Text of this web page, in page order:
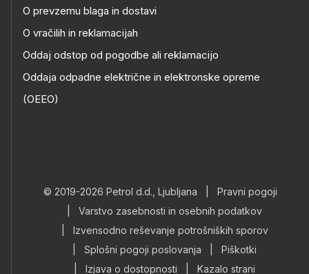
O prevzemu blaga in dostavi
O vračilih in reklamacijah
Oddaj odstop od pogodbe ali reklamacijo
Oddaja odpadne električne in elektronske opreme
(OEEO)
© 2019-2026 Petrol d.d., Ljubljana
Pravni pogoji
Varstvo zasebnosti in osebnih podatkov
Izvensodno reševanje potrošniških sporov
Splošni pogoji poslovanja
Piškotki
Izjava o dostopnosti Kazalo strani